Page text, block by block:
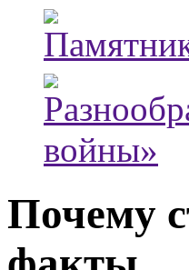
войны»
Почему